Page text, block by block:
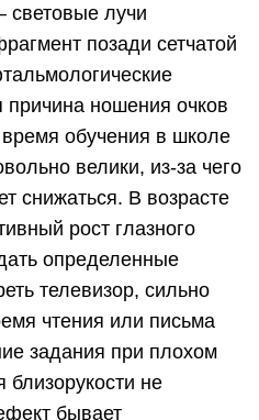
световые лучи
позади сетчатой
ношения очков
обучения в школе
велики, из-за чего
снижаться. В возрасте
рост глазного
определенные
телевизор, сильно
чтения или письма
задания при плохом
не
бывает